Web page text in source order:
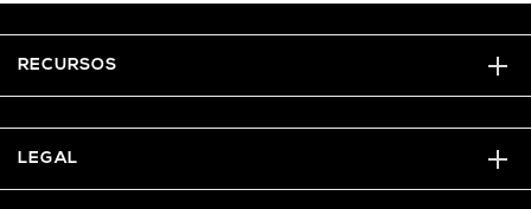
RECURSOS
LEGAL